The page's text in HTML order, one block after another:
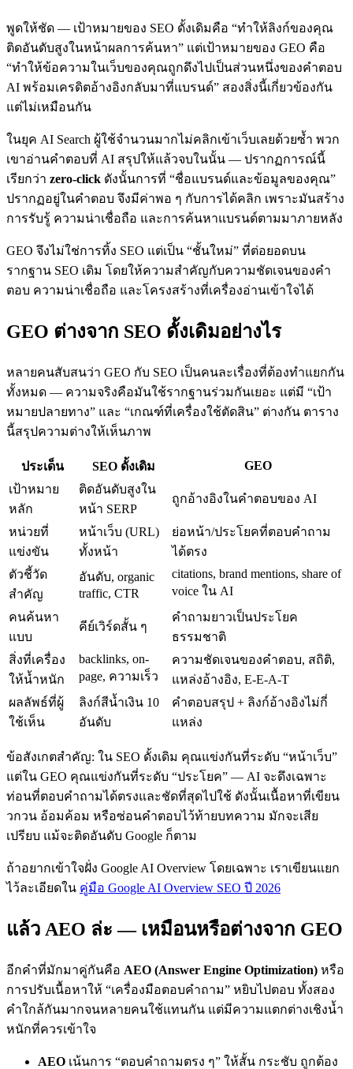
พูดให้ชัด — เป้าหมายของ SEO ดั้งเดิมคือ “ทำให้ลิงก์ของคุณ
ติดอันดับสูงในหน้าผลการค้นหา” แต่เป้าหมายของ GEO คือ
“ทำให้ข้อความในเว็บของคุณถูกดึงไปเป็นส่วนหนึ่งของคำตอบ
AI พร้อมเครดิตอ้างอิงกลับมาที่แบรนด์” สองสิ่งนี้เกี่ยวข้องกัน
แต่ไม่เหมือนกัน
ในยุค AI Search ผู้ใช้จำนวนมากไม่คลิกเข้าเว็บเลยด้วยซ้ำ พวก
เขาอ่านคำตอบที่ AI สรุปให้แล้วจบในนั้น — ปรากฏการณ์นี้
เรียกว่า zero-click ดังนั้นการที่ “ชื่อแบรนด์และข้อมูลของคุณ”
ปรากฏอยู่ในคำตอบ จึงมีค่าพอ ๆ กับการได้คลิก เพราะมันสร้าง
การรับรู้ ความน่าเชื่อถือ และการค้นหาแบรนด์ตามมาภายหลัง
GEO จึงไม่ใช่การทิ้ง SEO แต่เป็น “ชั้นใหม่” ที่ต่อยอดบน
รากฐาน SEO เดิม โดยให้ความสำคัญกับความชัดเจนของคำ
ตอบ ความน่าเชื่อถือ และโครงสร้างที่เครื่องอ่านเข้าใจได้
GEO ต่างจาก SEO ดั้งเดิมอย่างไร
หลายคนสับสนว่า GEO กับ SEO เป็นคนละเรื่องที่ต้องทำแยกกัน
ทั้งหมด — ความจริงคือมันใช้รากฐานร่วมกันเยอะ แต่มี “เป้า
หมายปลายทาง” และ “เกณฑ์ที่เครื่องใช้ตัดสิน” ต่างกัน ตาราง
นี้สรุปความต่างให้เห็นภาพ
ประเด็น SEO ดั้งเดิม
GEO
เป้าหมาย
หลัก
ติดอันดับสูงใน
หน้า SERP
ถูกอ้างอิงในคำตอบของ AI
หน่วยที่
แข่งขัน
หน้าเว็บ (URL)
ทั้งหน้า
ย่อหน้า/ประโยคที่ตอบคำถาม
ได้ตรง
ตัวชี้วัด
สำคัญ
อันดับ, organic
traffic, CTR
citations, brand mentions, share of
voice ใน AI
คนค้นหา
แบบ
คีย์เวิร์ดสั้น ๆ
คำถามยาวเป็นประโยค
ธรรมชาติ
สิ่งที่เครื่อง
ให้น้ำหนัก
backlinks, on-
page, ความเร็ว
ความชัดเจนของคำตอบ, สถิติ,
แหล่งอ้างอิง, E-E-A-T
ผลลัพธ์ที่ผู้
ใช้เห็น
ลิงก์สีน้ำเงิน 10
อันดับ
คำตอบสรุป + ลิงก์อ้างอิงไม่กี่
แหล่ง
ข้อสังเกตสำคัญ: ใน SEO ดั้งเดิม คุณแข่งกันที่ระดับ “หน้าเว็บ”
แต่ใน GEO คุณแข่งกันที่ระดับ “ประโยค” — AI จะดึงเฉพาะ
ท่อนที่ตอบคำถามได้ตรงและชัดที่สุดไปใช้ ดังนั้นเนื้อหาที่เขียน
วกวน อ้อมค้อม หรือซ่อนคำตอบไว้ท้ายบทความ มักจะเสีย
เปรียบ แม้จะติดอันดับ Google ก็ตาม
ถ้าอยากเข้าใจฝั่ง Google AI Overview โดยเฉพาะ เราเขียนแยก
ไว้ละเอียดใน คู่มือ Google AI Overview SEO ปี 2026
แล้ว AEO ล่ะ — เหมือนหรือต่างจาก GEO
อีกคำที่มักมาคู่กันคือ AEO (Answer Engine Optimization) หรือ
การปรับเนื้อหาให้ “เครื่องมือตอบคำถาม” หยิบไปตอบ ทั้งสอง
คำใกล้กันมากจนหลายคนใช้แทนกัน แต่มีความแตกต่างเชิงน้ำ
หนักที่ควรเข้าใจ
AEO เน้นการ “ตอบคำถามตรง ๆ” ให้สั้น กระชับ ถูกต้อง